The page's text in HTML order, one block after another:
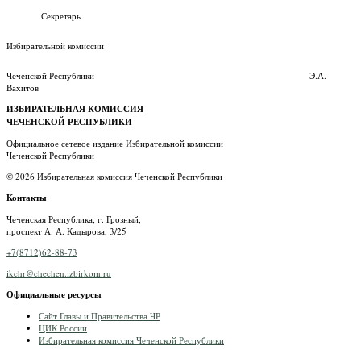
Секретарь
Избирательной комиссии
Чеченской Республики Э.А.
Вахитов
ИЗБИРАТЕЛЬНАЯ КОМИССИЯ
ЧЕЧЕНСКОЙ РЕСПУБЛИКИ
Официальное сетевое издание Избирательной комиссии
Чеченской Республики
© 2026 Избирательная комиссия Чеченской Республики
Контакты
Чеченская Республика, г. Грозный,
проспект А. А. Кадырова, 3/25
+7(8712)62-88-73
ikchr@chechen.izbirkom.ru
Официальные ресурсы
Сайт Главы и Правительства ЧР
ЦИК России
Избирательная комиссия Чеченской Республики